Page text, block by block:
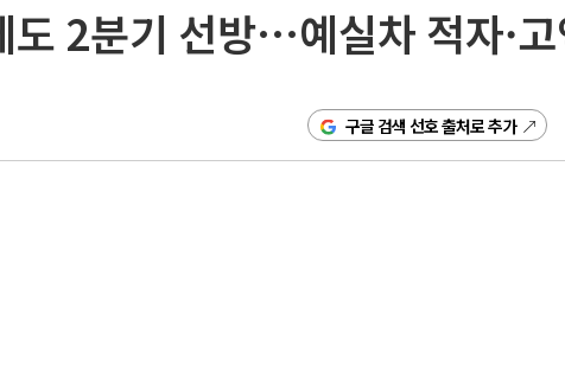
도 2분기 선방…예실차 적자·
구글 검색 선호 출처로 추가